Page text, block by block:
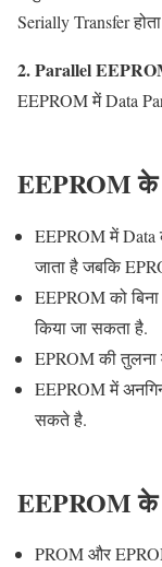
Serially Transfer
2. Parallel
EEPROM में Data
EEPROMके
EEPROM में Data
जाता है जबकि
EEPROM को
किया जा सकता है.
EPROM की तुलना
EEPROM में
सकते है.
EEPROMके
PROM और